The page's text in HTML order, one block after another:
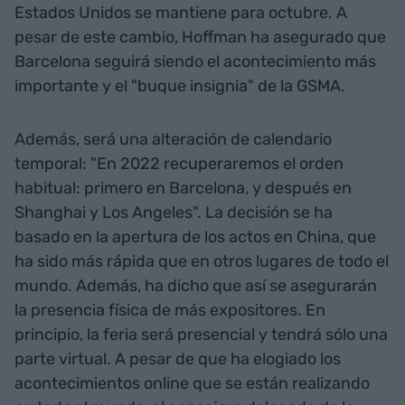
Estados Unidos se mantiene para octubre. A
pesar de este cambio, Hoffman ha asegurado que
Barcelona seguirá siendo el acontecimiento más
importante y el "buque insignia" de la GSMA.
Además, será una alteración de calendario
temporal: "En 2022 recuperaremos el orden
habitual: primero en Barcelona, y después en
Shanghai y Los Angeles". La decisión se ha
basado en la apertura de los actos en China, que
ha sido más rápida que en otros lugares de todo el
mundo. Además, ha dicho que así se asegurarán
la presencia física de más expositores. En
principio, la feria será presencial y tendrá sólo una
parte virtual. A pesar de que ha elogiado los
acontecimientos online que se están realizando